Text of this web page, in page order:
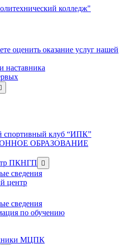
оценить оказание услуг нашей
наставника
спортивный клуб “ИПК”
ОБРАЗОВАНИЕ
ПКНГП
Show
sub
menu
сведения
центр
сведения
по обучению
МЦПК